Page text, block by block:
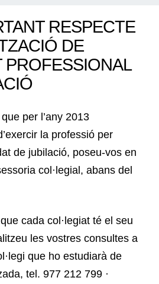
RESPECTE
DE
PROFESSIONAL
per l’any 2013
la professió per
de jubilació, poseu-vos en
col·legial, abans del
cada col·legiat té el seu
les vostres consultes a
que ho estudiarà de
tel. 977 212 799 ·